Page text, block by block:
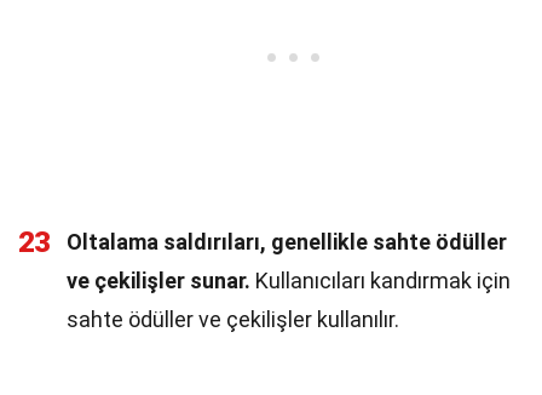
23
Oltalama saldırıları, genellikle sahte ödüller
ve çekilişler sunar. Kullanıcıları kandırmak için
sahte ödüller ve çekilişler kullanılır.